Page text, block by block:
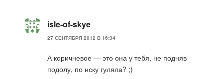
isle-of-skye
27 СЕНТЯБРЯ 2012 В 16:34
А коричневое — это она у тебя, не подняв
подолу, по нску гуляла? ;)